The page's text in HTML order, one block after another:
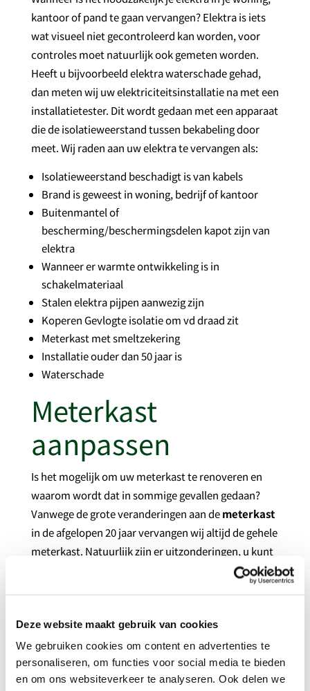
Deze website maakt gebruik van cookies
We gebruiken cookies om content en advertenties te
personaliseren, om functies voor social media te bieden
en om ons websiteverkeer te analyseren. Ook delen we
kantoor of pand te gaan vervangen? Elektra is iets
wat visueel niet gecontroleerd kan worden, voor
controles moet natuurlijk ook gemeten worden.
Heeft u bijvoorbeeld elektra waterschade gehad,
dan meten wij uw elektriciteitsinstallatie na met een
installatietester. Dit wordt gedaan met een apparaat
die de isolatieweerstand tussen bekabeling door
meet. Wij raden aan uw elektra te vervangen als:
Isolatieweerstand beschadigt is van kabels
Brand is geweest in woning, bedrijf of kantoor
Buitenmantel of
bescherming/beschermingsdelen kapot zijn van
elektra
Wanneer er warmte ontwikkeling is in
schakelmateriaal
Stalen elektra pijpen aanwezig zijn
Koperen Gevlogte isolatie om vd draad zit
Meterkast met smeltzekering
Installatie ouder dan 50 jaar is
Waterschade
Meterkast
aanpassen
Is het mogelijk om uw meterkast te renoveren en
waarom wordt dat in sommige gevallen gedaan?
Vanwege de grote veranderingen aan demeterkast
in de afgelopen 20 jaar vervangen wij altijd de gehele
meterkast. Natuurlijk zijn er uitzonderingen, u kunt
De meterkast niet ouder is dan 5 jaar
U kunt de meterkast renoveren als de
componenten zelf alleen vervangen moeten